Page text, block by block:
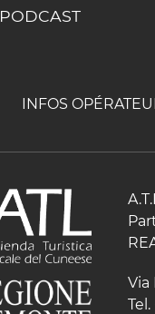
PODCAST
INFOS
Via
Tel.